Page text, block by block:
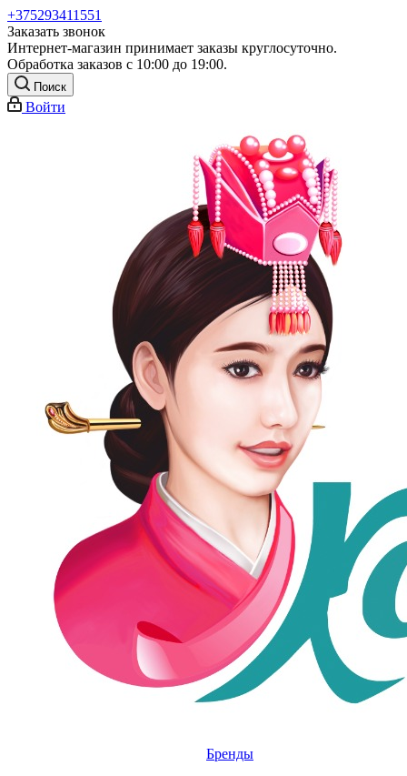
+375293411551
Заказать звонок
Интернет-магазин принимает заказы круглосуточно.
Обработка заказов с 10:00 до 19:00.
Поиск
Войти
Бренды